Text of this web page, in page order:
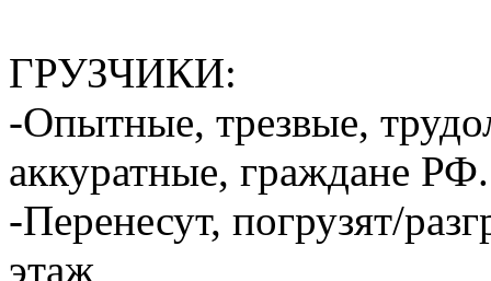
ГРУЗЧИКИ:
-Опытные, трезвые,
аккуратные, граждане РФ.
-Перенесут, погрузят/
этаж